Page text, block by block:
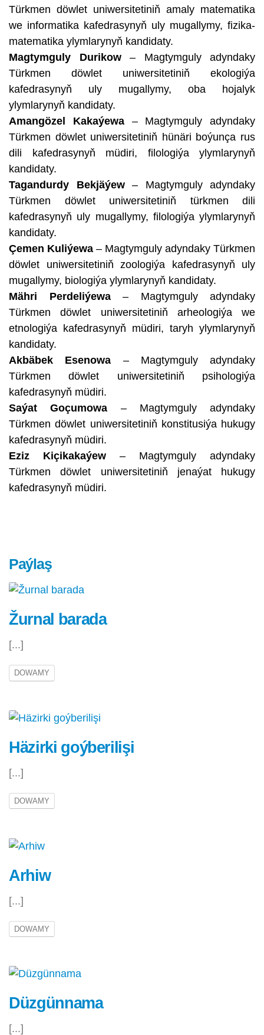
Türkmen döwlet uniwersitetiniň amaly matematika
we informatika kafedrasynyň uly mugallymy, fizika-
matematika ylymlarynyň kandidaty.
Magtymguly Durikow– Magtymguly adyndaky
Türkmen döwlet uniwersitetiniň ekologiýa
kafedrasynyň uly mugallymy, oba hojalyk
ylymlarynyň kandidaty.
Amangözel Kakaýewa– Magtymguly adyndaky
Türkmen döwlet uniwersitetiniň hünäri boýunça rus
dili kafedrasynyň müdiri, filologiýa ylymlarynyň
kandidaty.
Tagandurdy Bekjäýew– Magtymguly adyndaky
Türkmen döwlet uniwersitetiniň türkmen dili
kafedrasynyň uly mugallymy, filologiýa ylymlarynyň
kandidaty.
Çemen Kuliýewa – Magtymguly adyndaky Türkmen
döwlet uniwersitetiniň zoologiýa kafedrasynyň uly
mugallymy, biologiýa ylymlarynyň kandidaty.
Mähri Perdeliýewa– Magtymguly adyndaky
Türkmen döwlet uniwersitetiniň arheologiýa we
etnologiýa kafedrasynyň müdiri, taryh ylymlarynyň
kandidaty.
Akbäbek Esenowa – Magtymguly adyndaky
Türkmen döwlet uniwersitetiniň psihologiýa
kafedrasynyň müdiri.
Saýat Goçumowa – Magtymguly adyndaky
Türkmen döwlet uniwersitetiniň konstitusiýa hukugy
kafedrasynyň müdiri.
Eziz Kiçikakaýew – Magtymguly adyndaky
Türkmen döwlet uniwersitetiniň jenaýat hukugy
kafedrasynyň müdiri.
Paýlaş
Žurnal barada
[...]
DOWAMY
Häzirki goýberilişi
[...]
DOWAMY
Arhiw
[...]
DOWAMY
Düzgünnama
[...]